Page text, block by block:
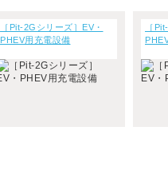
［Pit-2Gシリーズ］EV・
PHEV用充電設備
［